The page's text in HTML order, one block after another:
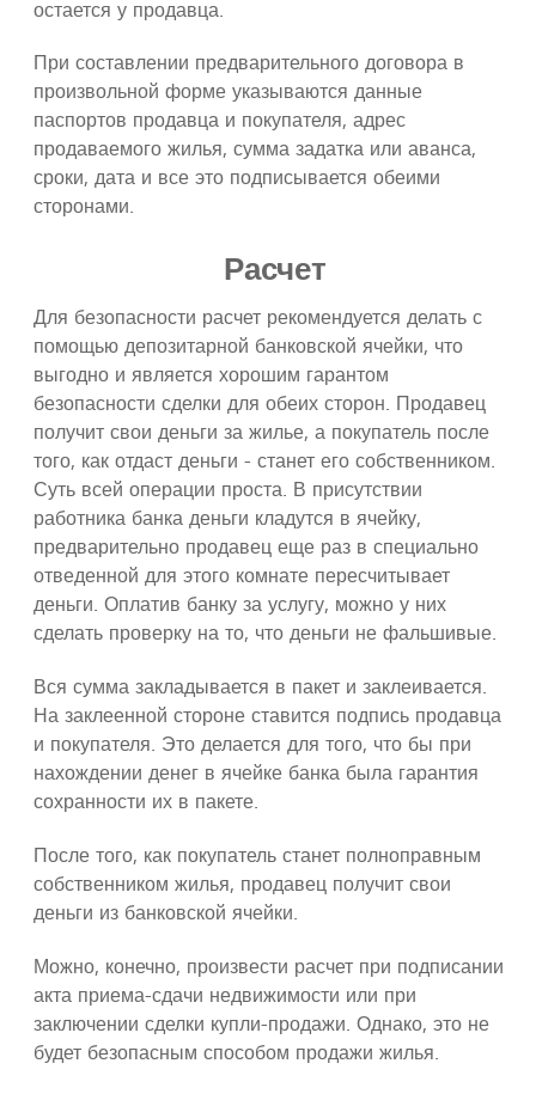
остается у продавца.
При составлении предварительного договора в
произвольной форме указываются данные
паспортов продавца и покупателя, адрес
продаваемого жилья, сумма задатка или аванса,
сроки, дата и все это подписывается обеими
сторонами.
Расчет
Для безопасности расчет рекомендуется делать с
помощью депозитарной банковской ячейки, что
выгодно и является хорошим гарантом
безопасности сделки для обеих сторон. Продавец
получит свои деньги за жилье, а покупатель после
того, как отдаст деньги - станет его собственником.
Суть всей операции проста. В присутствии
работника банка деньги кладутся в ячейку,
предварительно продавец еще раз в специально
отведенной для этого комнате пересчитывает
деньги. Оплатив банку за услугу, можно у них
сделать проверку на то, что деньги не фальшивые.
Вся сумма закладывается в пакет и заклеивается.
На заклеенной стороне ставится подпись продавца
и покупателя. Это делается для того, что бы при
нахождении денег в ячейке банка была гарантия
сохранности их в пакете.
После того, как покупатель станет полноправным
собственником жилья, продавец получит свои
деньги из банковской ячейки.
Можно, конечно, произвести расчет при подписании
акта приема-сдачи недвижимости или при
заключении сделки купли-продажи. Однако, это не
будет безопасным способом продажи жилья.